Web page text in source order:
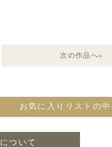
次の作品へ»
お気に入りリストの
ついて